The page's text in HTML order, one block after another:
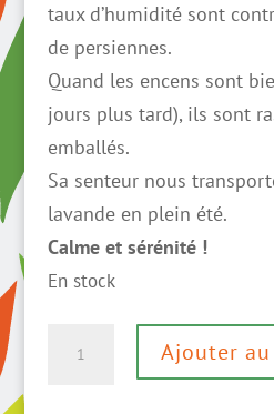
taux d’humidité sont
de persiennes.
Quand les encens sont
jours plus tard), ils sont
emballés.
Sa senteur nous
lavande en plein été.
Calme et sérénité !
En stock
Ajouter